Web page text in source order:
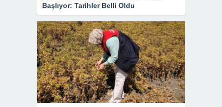
Başlıyor: Tarihler Belli Oldu